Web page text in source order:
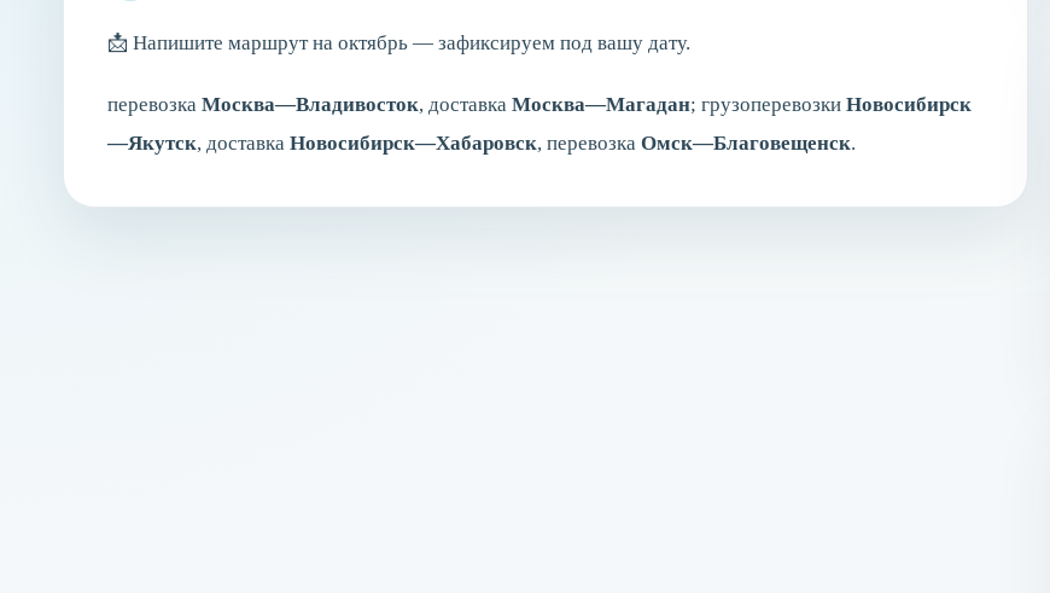
📩 Напишите маршрут на октябрь — зафиксируем под вашу дату.
перевозка Москва—Владивосток, доставка Москва—Магадан; грузоперевозки Новосибирск
—Якутск, доставка Новосибирск—Хабаровск, перевозка Омск—Благовещенск.